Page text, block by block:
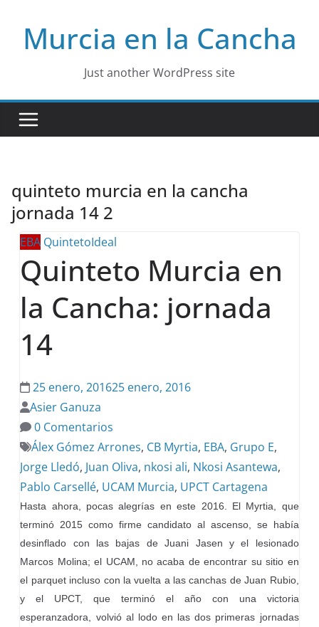
contentMurcia en la Cancha
Just another WordPress site
quinteto murcia en la cancha
jornada 14 2
EBA QuintetoIdeal
Quinteto Murcia en
la Cancha: jornada
14
25 enero, 201625 enero, 2016
Asier Ganuza
0 Comentarios
Álex Gómez Arrones, CB Myrtia, EBA, Grupo E,
Jorge Lledó, Juan Oliva, nkosi ali, Nkosi Asantewa,
Pablo Carsellé, UCAM Murcia, UPCT Cartagena
Hasta ahora, pocas alegrías en este 2016. El Myrtia, que
terminó 2015 como firme candidato al ascenso, se había
desinflado con las bajas de Juani Jasen y el lesionado
Marcos Molina; el UCAM, no acaba de encontrar su sitio en
el parquet incluso con la vuelta a las canchas de Juan Rubio,
y el UPCT, que terminó el año con una victoria
esperanzadora, volvió al lodo en las dos primeras jornadas